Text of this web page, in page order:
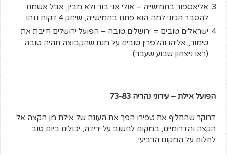
אליאספור בחמישייה – אולי אני בור ולא מבין, אבל אשמח
להסבר הגיוני למה הוא פתח בחמישייה, שיחק 4 דקות וזהו.
ישראלים טובים = ירושלים טובה – הפועל ירושלים חייבת את
טימור, אליהו והלפרין טובים על מנת שהקבוצה תהיה טובה
(ראו ניצחון שבוע שעבר)
הפועל אילת – עירוני נהריה 73-83
דרוקר שהחליף את טפירו הפך את העונה של אילת מן הקצה אל
הקצה והדרומיים, במקום לחשוב על ירידה, יכולים ביום טוב
לחלום על המקום הרביעי.